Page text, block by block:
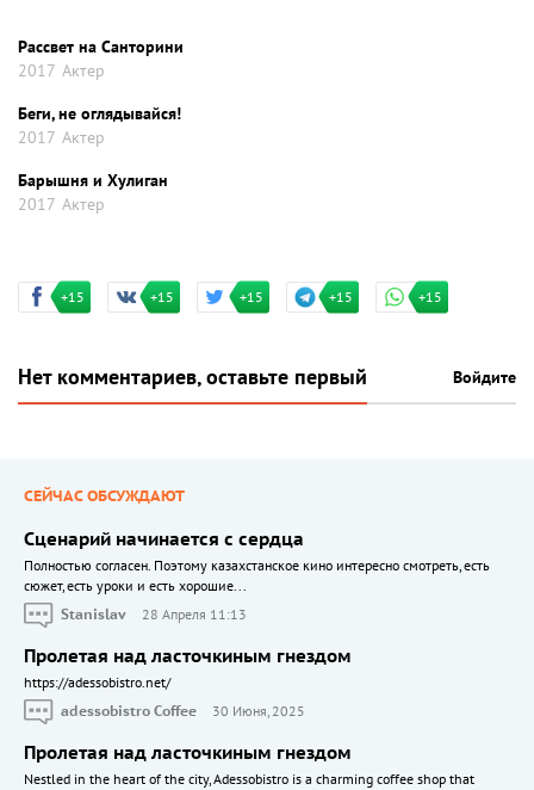
Рассвет на Санторини
2017 Актер
Беги, не оглядывайся!
2017 Актер
Барышня и Хулиган
2017 Актер
+15 +15 +15 +15 +15
Нет комментариев, оставьте первый Войдите
СЕЙЧАС ОБСУЖДАЮТ
Сценарий начинается с сердца
Полностью согласен. Поэтому казахстанское кино интересно смотреть, есть
сюжет, есть уроки и есть хорошие...
Stanislav
28 Апреля 11:13
Пролетая над ласточкиным гнездом
https://adessobistro.net/
adessobistro Coffee
30 Июня, 2025
Пролетая над ласточкиным гнездом
Nestled in the heart of the city, Adessobistro is a charming coffee shop that